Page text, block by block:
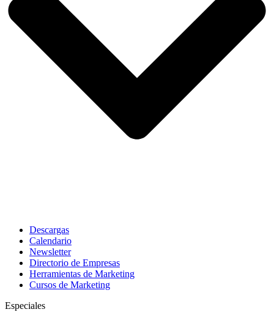
Descargas
Calendario
Newsletter
Directorio de Empresas
Herramientas de Marketing
Cursos de Marketing
Especiales